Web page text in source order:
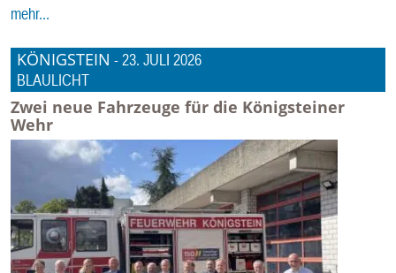
mehr...
KÖNIGSTEIN - 23. JULI 2026
BLAULICHT
Zwei neue Fahrzeuge für die Königsteiner
Wehr